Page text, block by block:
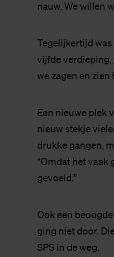
nauw. We willen
Tegelijkertijd was
vijfde verdieping,
we zagen en zien
Een nieuwe plek
nieuw stekje
drukke gangen,
“Omdat het vaak
gevoeld.”
Ook een
ging niet door.
SPS in de weg.